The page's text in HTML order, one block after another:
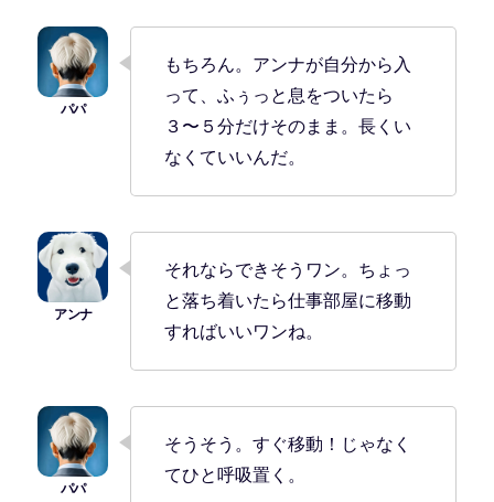
もちろん。アンナが自分から入
って、ふぅっと息をついたら
３〜５分だけそのまま。長くい
なくていいんだ。
それならできそうワン。ちょっ
と落ち着いたら仕事部屋に移動
すればいいワンね。
そうそう。すぐ移動！じゃなく
てひと呼吸置く。